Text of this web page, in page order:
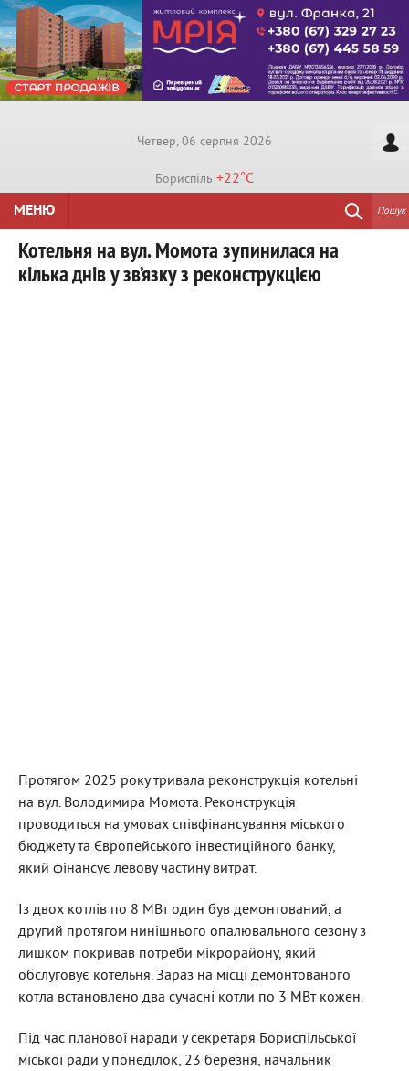
Четвер, 06 серпня 2026
Бориспiль +22°C
МЕНЮ
Пошук
Котельня на вул. Момота зупинилася на
кілька днів у зв’язку з реконструкцією
Протягом 2025 року тривала реконструкція котельні
на вул. Володимира Момота. Реконструкція
проводиться на умовах співфінансування міського
бюджету та Європейського інвестиційного банку,
який фінансує левову частину витрат.
Із двох котлів по 8 МВт один був демонтований, а
другий протягом нинішнього опалювального сезону з
лишком покривав потреби мікрорайону, який
обслуговує котельня. Зараз на місці демонтованого
котла встановлено два сучасні котли по 3 МВт кожен.
Під час планової наради у секретаря Бориспільської
міської ради у понеділок, 23 березня, начальник